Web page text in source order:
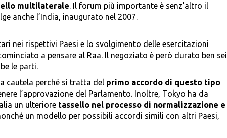
multilaterale. Il forum più importante è senz’altro il
anche l’India, inaugurato nel 2007.
nei rispettivi Paesi e lo svolgimento delle esercitazioni
a pensare al Raa. Il negoziato è però durato ben sei
le parti.
cautela perché si tratta del primo accordo di questo tipo
l’approvazione del Parlamento. Inoltre, Tokyo ha da
un ulteriore tassello nel processo di normalizzazione e
un modello per possibili accordi simili con altri Paesi,